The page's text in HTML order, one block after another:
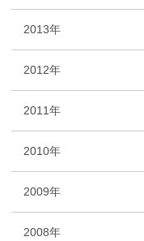
2013年
2012年
2011年
2010年
2009年
2008年